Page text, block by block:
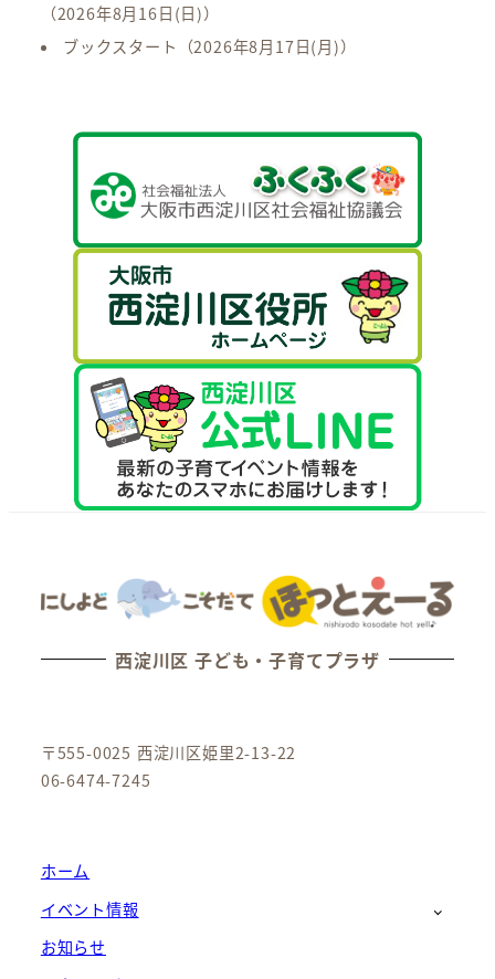
（2026年8月16日(日)）
ブックスタート
（2026年8月17日(月)）
西淀川区 子ども・子育てプラザ
〒555-0025 西淀川区姫里2-13-22
06-6474-7245
ホーム
イベント情報
お知らせ